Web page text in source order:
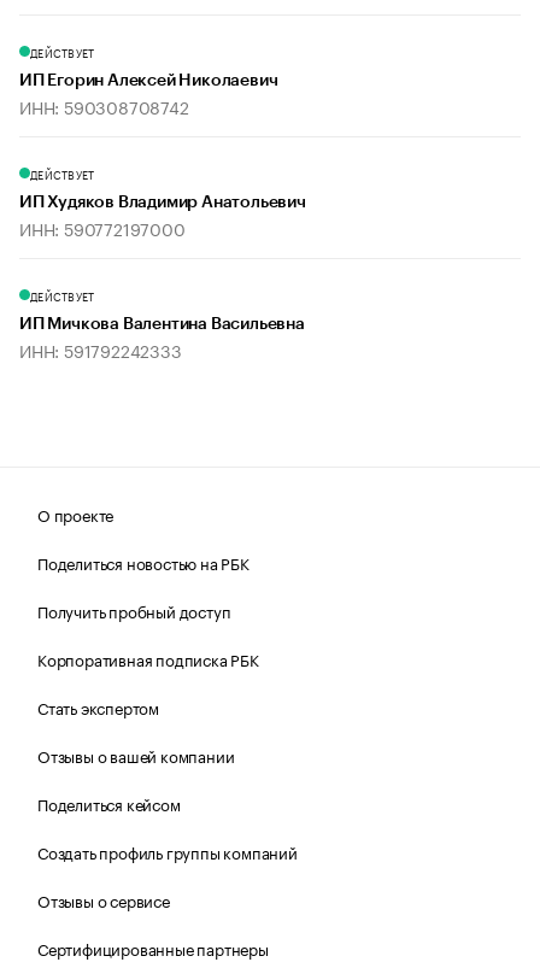
ДЕЙСТВУЕТ
ИП Егорин Алексей Николаевич
ИНН: 590308708742
ДЕЙСТВУЕТ
ИП Худяков Владимир Анатольевич
ИНН: 590772197000
ДЕЙСТВУЕТ
ИП Мичкова Валентина Васильевна
ИНН: 591792242333
О проекте
Поделиться новостью на РБК
Получить пробный доступ
Корпоративная подписка РБК
Стать экспертом
Отзывы о вашей компании
Поделиться кейсом
Создать профиль группы компаний
Отзывы о сервисе
Сертифицированные партнеры